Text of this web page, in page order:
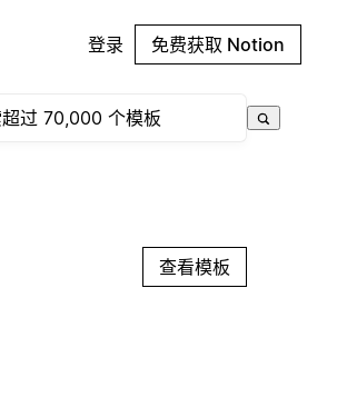
登录 免费获取 Notion
查看模板